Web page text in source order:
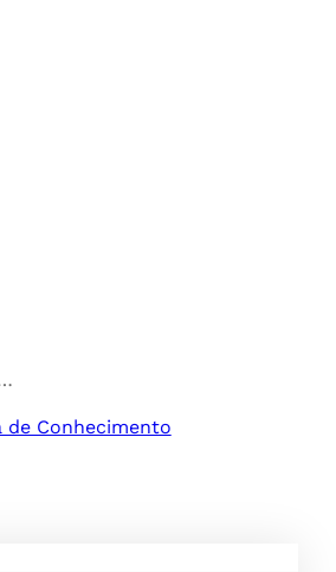
de Conhecimento